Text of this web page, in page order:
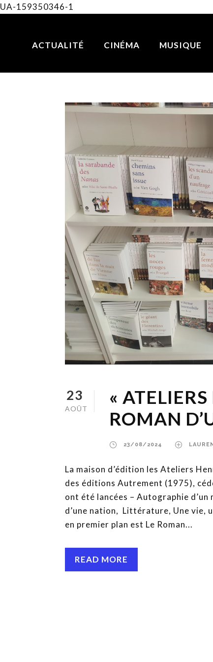
UA-159350346-1
ACTUALITÉ CINÉMA MUSIQUE
23
AOÛT
«
ROMAN
23/08/2024
La maison d’édition les Ateliers
des éditions Autrement (1975),
ont été lancées – Autographie d’un
d’une nation, Littérature, Une vie,
en premier plan est Le Roman...
READ MORE